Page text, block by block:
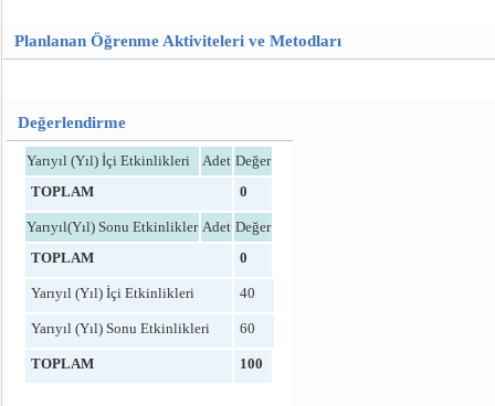
Planlanan Öğrenme Aktiviteleri ve Metodları
Değerlendirme
Yarıyıl (Yıl) İçi Etkinlikleri Adet Değer
TOPLAM
0
Yarıyıl(Yıl) Sonu Etkinlikler Adet Değer
TOPLAM
0
Yarıyıl (Yıl) İçi Etkinlikleri 40
Yarıyıl (Yıl) Sonu Etkinlikleri 60
TOPLAM 100